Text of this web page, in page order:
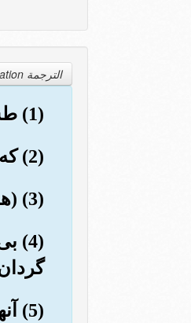
الترجمة Translation
(1) طس (طا. سین) این آیات قرآن و کتاب مبین است.
(2) که هدایت و بشارت برای مؤمنان است.
(3) (همان) کسانی که نماز را بر پا می دارند، و زکات را ادا می کنند، و آنان به آخرت یقین دارند.
(4)
(5) آنها کسانی هستند که عذاب بد (و درد ناک) برای شان است،و آنها در آخرت زیانکارترینند.